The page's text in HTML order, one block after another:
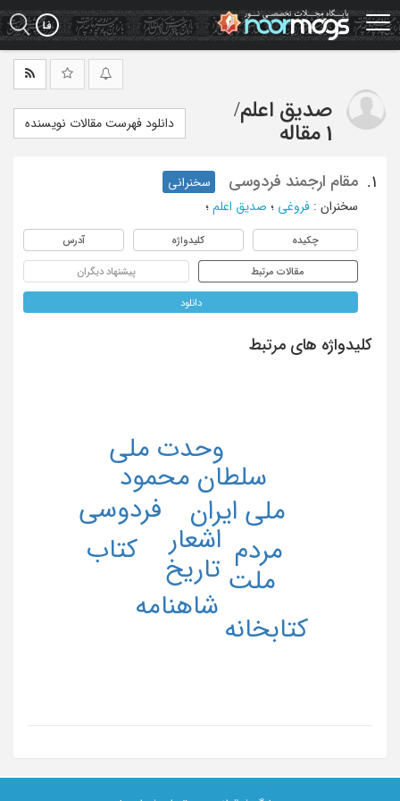
Skip
to
main
صدیق اعلم/
1 مقاله
دانلود فهرست مقالات نویسنده
1. مقام ارجمند فردوسی
سخنرانی
سخنران : فروغی ؛ صدیق اعلم ؛
چکیده کلیدواژه آدرس
مقالات مرتبط پیشنهاد دیگران
دانلود
کلیدواژه های مرتبط
اشعار
ایران
تاریخ
سلطان محمود
شاهنامه
فردوسی
مردم
ملت
ملی
وحدت ملی
کتاب
کتابخانه